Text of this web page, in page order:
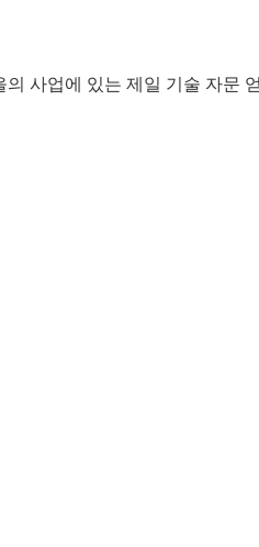
사업에 있는 제일 기술 자문